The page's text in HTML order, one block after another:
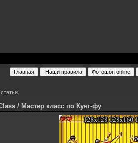
/ Мастер класс по Кунг-фу